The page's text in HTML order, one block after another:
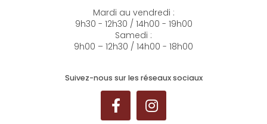
Mardi au vendredi :
9h30 - 12h30 / 14h00 - 19h00
Samedi :
9h00 – 12h30 / 14h00 - 18h00
Suivez-nous sur les réseaux sociaux